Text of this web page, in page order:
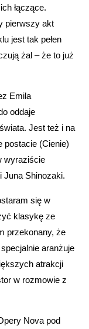
łączące.
pierwszy akt
jest tak pełen
żal – że to już
Emila
oddaje
Jest też i na
postacie (Cienie)
wyraziście
Juna Shinozaki.
się w
klasykę ze
przekonany, że
aranżuje
atrakcji
w rozmowie z
Nova pod